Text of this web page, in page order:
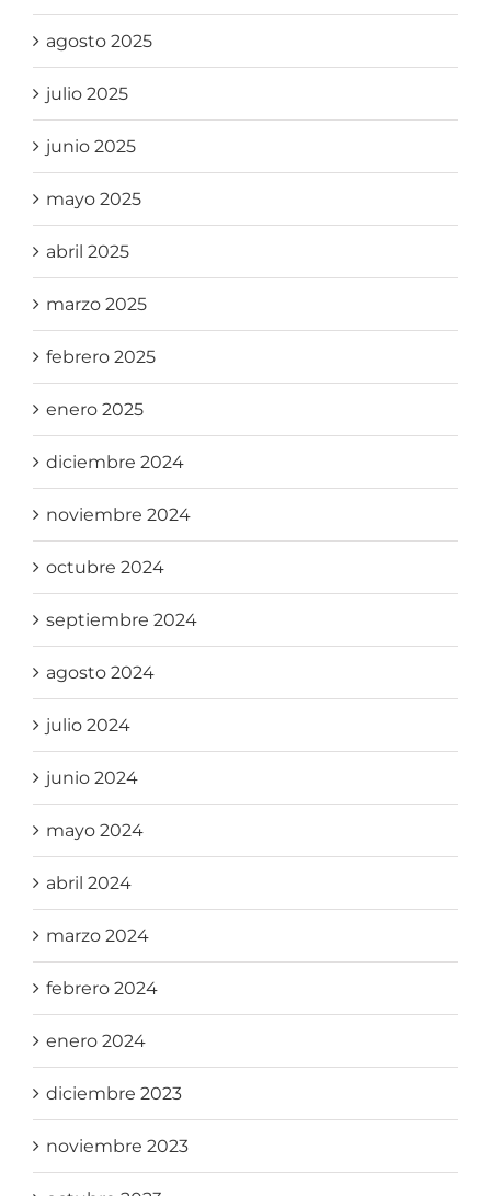
agosto 2025
julio 2025
junio 2025
mayo 2025
abril 2025
marzo 2025
febrero 2025
enero 2025
diciembre 2024
noviembre 2024
octubre 2024
septiembre 2024
agosto 2024
julio 2024
junio 2024
mayo 2024
abril 2024
marzo 2024
febrero 2024
enero 2024
diciembre 2023
noviembre 2023